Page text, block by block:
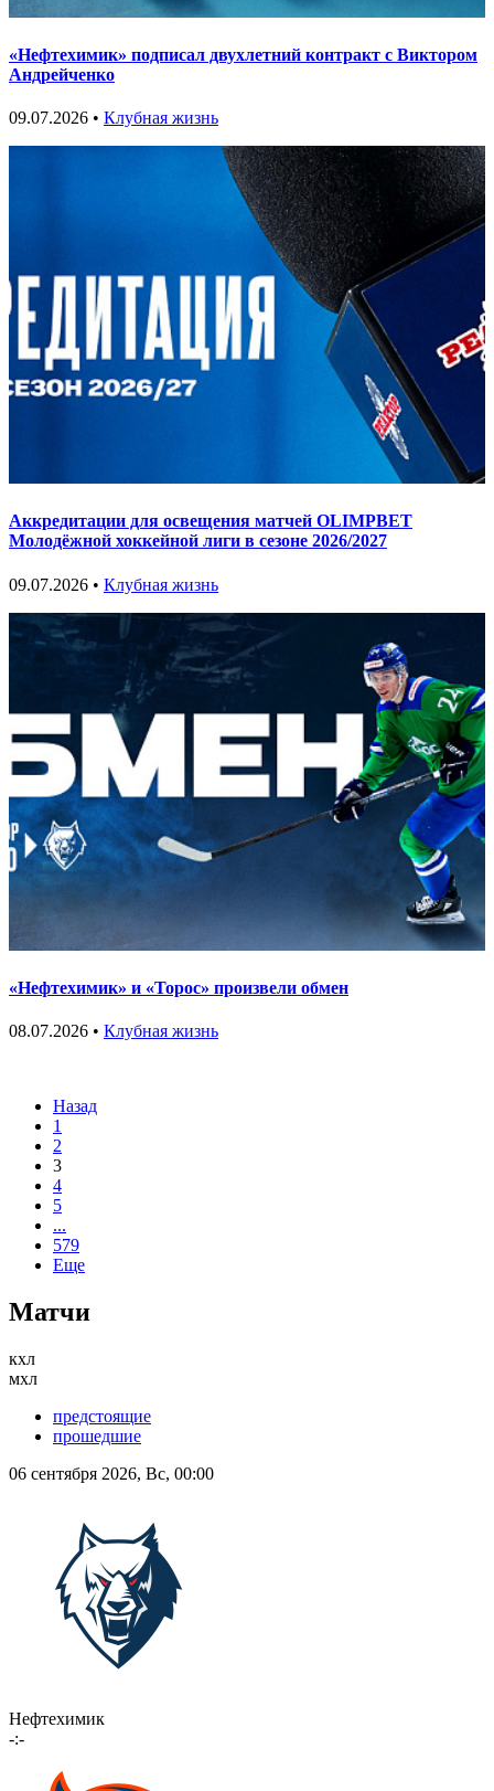
«Нефтехимик» подписал двухлетний контракт с Виктором
Андрейченко
09.07.2026 • Клубная жизнь
Аккредитации для освещения матчей OLIMPBET
Молодёжной хоккейной лиги в сезоне 2026/2027
09.07.2026 • Клубная жизнь
«Нефтехимик» и «Торос» произвели обмен
08.07.2026 • Клубная жизнь
Назад
1
2
3
4
5
...
579
Еще
Матчи
кхл
мхл
предстоящие
прошедшие
06 сентября 2026, Вс, 00:00
Нефтехимик
-:-